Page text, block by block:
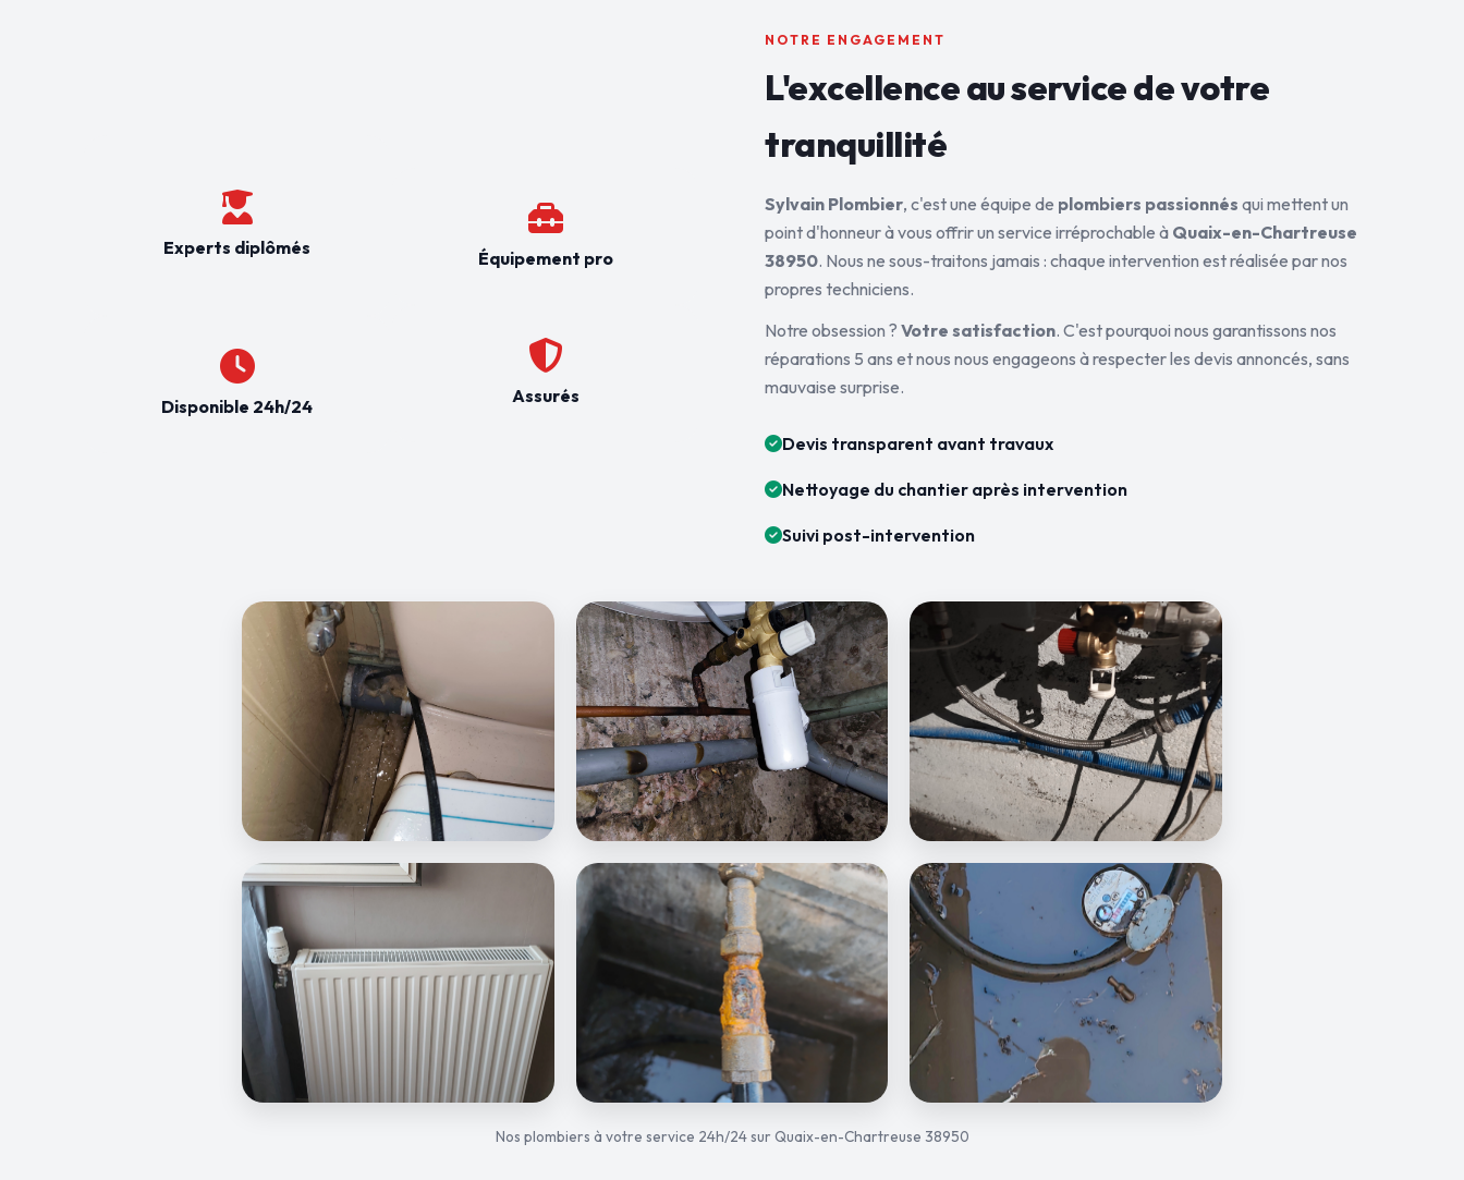
Experts diplômés
Disponible 24h/24
Équipement pro
Assurés
NOTRE ENGAGEMENT
L'excellence au service devotre
tranquillité
Sylvain Plombier, c'est une équipe de plombiers passionnés qui mettent un
point d'honneur à vous offrir un service irréprochable à Quaix-en-Chartreuse
38950. Nous ne sous-traitons jamais : chaque intervention est réalisée par nos
propres techniciens.
Notre obsession ? Votre satisfaction. C'est pourquoi nous garantissons nos
réparations 5 ans et nous nous engageons à respecter les devis annoncés, sans
mauvaise surprise.
Devis transparent avant travaux
Nettoyage du chantier après intervention
Suivi post-intervention
Nos plombiers à votre service 24h/24 sur Quaix-en-Chartreuse 38950